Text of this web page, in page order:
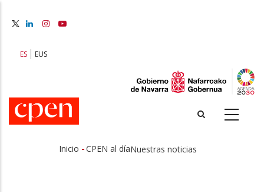
principal
ES EUS
Inicio -CPEN al díaNuestras noticias